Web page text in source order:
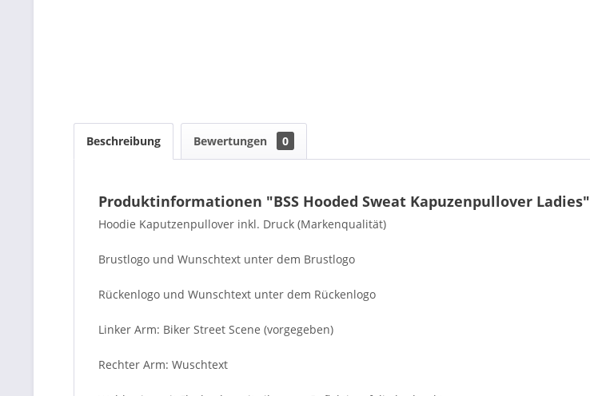
Beschreibung Bewertungen 0
Produktinformationen "BSS Hooded Sweat Kapuzenpullover Ladies"
Hoodie Kaputzenpullover inkl. Druck (Markenqualität)
Brustlogo und Wunschtext unter dem Brustlogo
Rückenlogo und Wunschtext unter dem Rückenlogo
Linker Arm: Biker Street Scene (vorgegeben)
Rechter Arm: Wuschtext